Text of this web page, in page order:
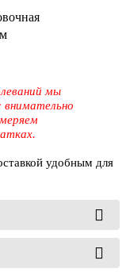
мы
удобным для